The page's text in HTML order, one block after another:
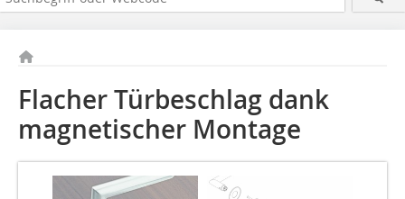
Flacher Türbeschlag dank
magnetischer Montage